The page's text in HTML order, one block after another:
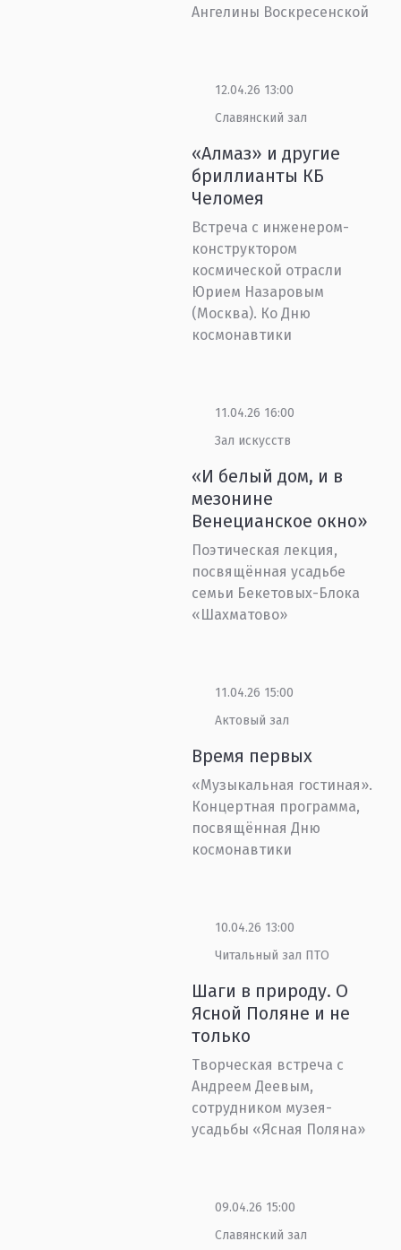
Ангелины Воскресенской
12.04.26 13:00
Славянский зал
«Алмаз» и другие
бриллианты КБ
Челомея
Встреча с инженером-
конструктором
космической отрасли
Юрием Назаровым
(Москва). Ко Дню
космонавтики
11.04.26 16:00
Зал искусств
«И белый дом, и в
мезонине
Венецианское окно»
Поэтическая лекция,
посвящённая усадьбе
семьи Бекетовых-Блока
«Шахматово»
11.04.26 15:00
Актовый зал
Время первых
«Музыкальная гостиная».
Концертная программа,
посвящённая Дню
космонавтики
10.04.26 13:00
Читальный зал ПТО
Шаги в природу. О
Ясной Поляне и не
только
Творческая встреча с
Андреем Деевым,
сотрудником музея-
усадьбы «Ясная Поляна»
09.04.26 15:00
Славянский зал